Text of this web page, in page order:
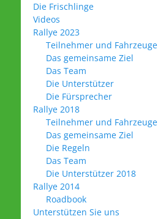
Die Frischlinge
Videos
Rallye 2023
Teilnehmer und Fahrzeuge
Das gemeinsame Ziel
Das Team
Die Unterstützer
Die Fürsprecher
Rallye 2018
Teilnehmer und Fahrzeuge
Das gemeinsame Ziel
Die Regeln
Das Team
Die Unterstützer 2018
Rallye 2014
Roadbook
Unterstützen Sie uns